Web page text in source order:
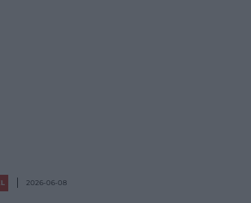
2026-06-08